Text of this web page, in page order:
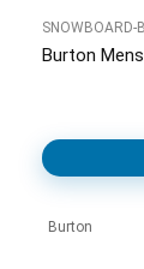
SNOWBOARD-
Burton
Burton